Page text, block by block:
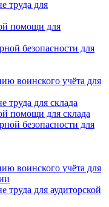
труда для
помощи для
безопасности для
воинского учёта для
труда для склада
помощи для склада
безопасности для
воинского учёта для
труда для аудиторской